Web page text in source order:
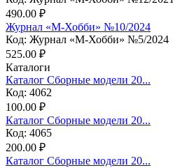
490.00 ₽
Журнал «М-Хобби» №10/2024
Код: Журнал «М-Хобби» №5/2024
525.00 ₽
Каталоги
Каталог Сборные модели 20...
Код: 4062
100.00 ₽
Каталог Сборные модели 20...
Код: 4065
200.00 ₽
Каталог Сборные модели 20...